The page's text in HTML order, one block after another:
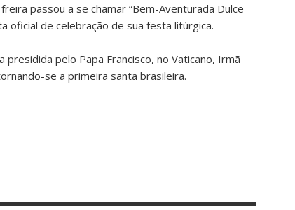
passou a se chamar “Bem-Aventurada Dulce
oficial de celebração de sua festa litúrgica.
pelo Papa Francisco, no Vaticano, Irmã
se a primeira santa brasileira.